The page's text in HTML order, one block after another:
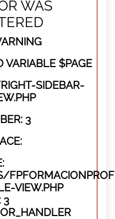
WAS
VARIABLE $PAGE
SIDEBAR-
3
VIEW.PHP
3